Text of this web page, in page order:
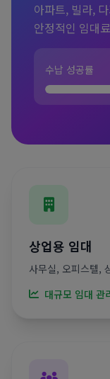
아파트, 빌라,
안정적인 임대
수납 성공률
상업용 임대
사무실, 오피스텔,
대규모 임대 관